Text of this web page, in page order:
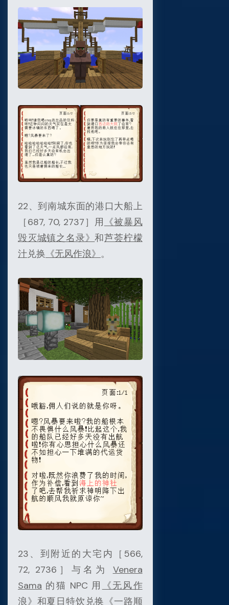
22、到南城东面的港口大船上
［687, 70, 2737］用 《被暴风
毁灭城镇之名录》和芦荟柠檬
汁兑换 《无风作浪》 。
23、到附近的大宅内［566,
72, 2736］与名为 Venera
Sama 的猫 NPC 用
《无风作
浪》 和夏日特饮兑换 《一路顺